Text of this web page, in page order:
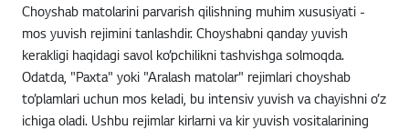
Choyshab matolarini parvarish qilishning muhim xususiyati -
mos yuvish rejimini tanlashdir. Choyshabni qanday yuvish
kerakligi haqidagi savol ko’pchilikni tashvishga solmoqda.
Odatda, "Paxta" yoki "Aralash matolar" rejimlari choyshab
to’plamlari uchun mos keladi, bu intensiv yuvish va chayishni o’z
ichiga oladi. Ushbu rejimlar kirlarni va kir yuvish vositalarining